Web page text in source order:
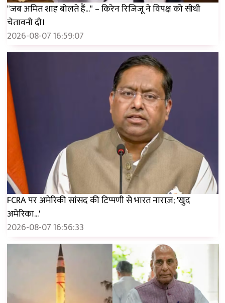
"जब अमित शाह बोलते हैं..." – किरेन रिजिजू ने विपक्ष को सीधी
चेतावनी दी।
2026-08-07 16:59:07
FCRA पर अमेरिकी सांसद की टिप्पणी से भारत नाराज़; 'खुद
अमेरिका...'
2026-08-07 16:56:33